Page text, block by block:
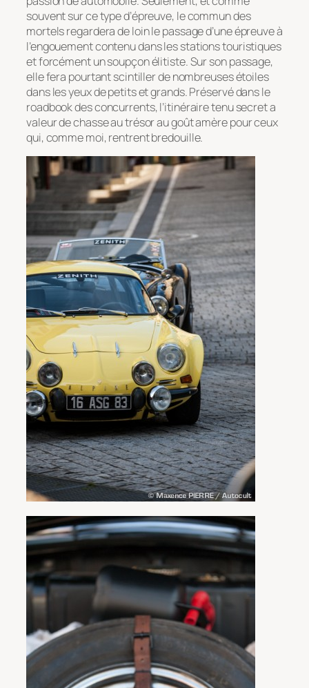
souvent sur ce type d’épreuve, le commun des
mortels regardera de loin le passage d’une épreuve à
l’engouement contenu dans les stations touristiques
et forcément un soupçon élitiste. Sur son passage,
elle fera pourtant scintiller de nombreuses étoiles
dans les yeux de petits et grands. Préservé dans le
roadbook des concurrents, l’itinéraire tenu secret a
valeur de chasse au trésor au goût amère pour ceux
qui, comme moi, rentrent bredouille.